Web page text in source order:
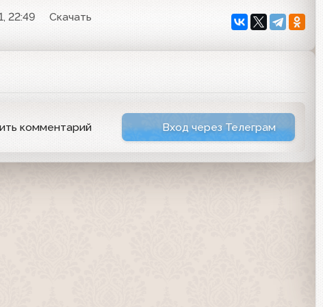
22:49
Скачать
комментарий Вход через Телеграм